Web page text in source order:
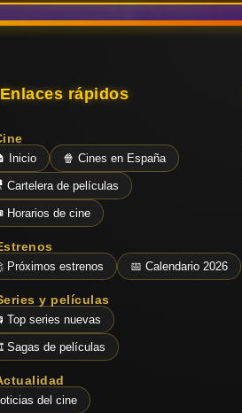
rápidos
Inicio 🍿 Cines en España
Cartelera de películas
Horarios de cine
Próximos estrenos 📅 Calendario 2026
y películas
Top series nuevas
Sagas de películas
del cine